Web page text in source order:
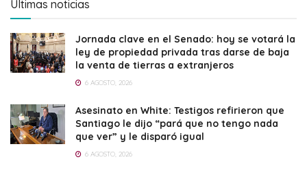
Últimas noticias
Jornada clave en el Senado: hoy se votará la
ley de propiedad privada tras darse de baja
la venta de tierras a extranjeros
6 AGOSTO, 2026
Asesinato en White: Testigos refirieron que
Santiago le dijo “pará que no tengo nada
que ver” y le disparó igual
6 AGOSTO, 2026